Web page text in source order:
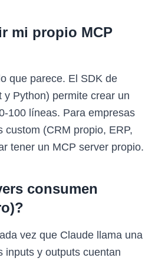
mi propio MCP
que parece. El SDK de
y Python) permite crear un
100 líneas. Para empresas
custom (CRM propio, ERP,
tener un MCP server propio.
consumen
vez que Claude llama una
inputs y outputs cuentan